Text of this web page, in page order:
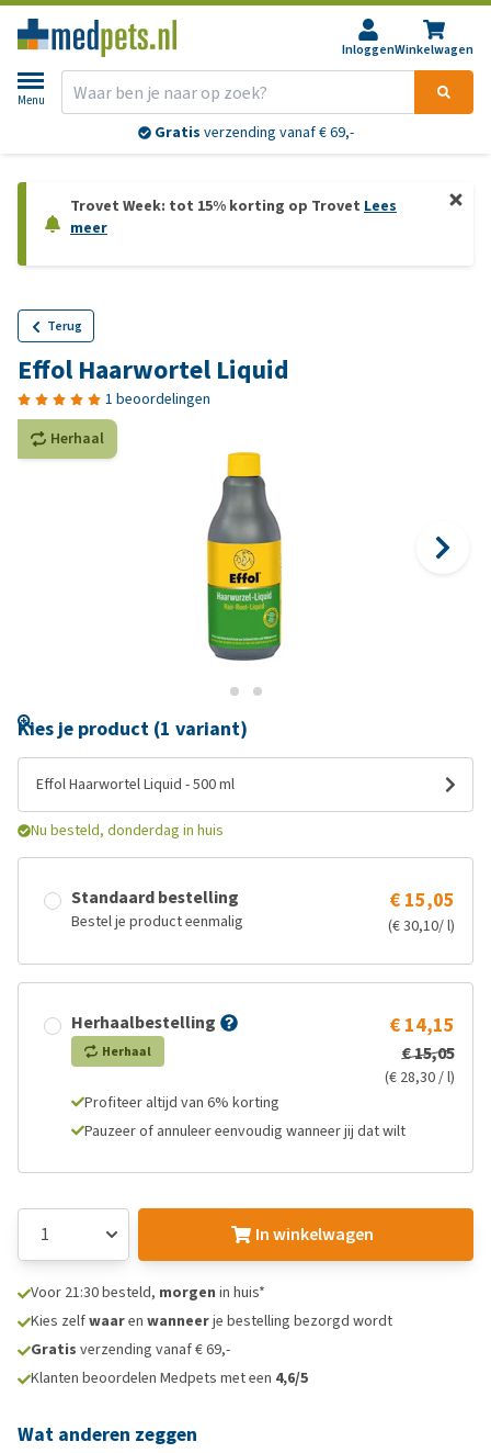
InloggenWinkelwagen
Menu
Gratis verzending vanaf € 69,-
Trovet Week: tot 15% korting op Trovet Lees
meer
Terug
Effol Haarwortel Liquid
1 beoordelingen
Herhaal
Kies je product (1 variant)
Effol Haarwortel Liquid - 500 ml
Nu besteld, donderdag in huis
Standaard bestelling
Bestel je product eenmalig
€ 15,05
(€ 30,10/ l)
Herhaalbestelling
Herhaal
€ 14,15
€ 15,05
(€ 28,30 / l)
Profiteer altijd van 6% korting
Pauzeer of annuleer eenvoudig wanneer jij dat wilt
In winkelwagen
Voor 21:30 besteld, morgen in huis*
Kies zelfwaaren wanneerje bestelling bezorgd wordt
Gratis verzending vanaf € 69,-
Klanten beoordelen Medpets met een 4,6/5
Wat anderen zeggen